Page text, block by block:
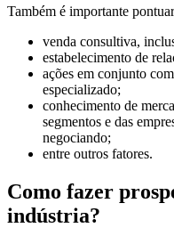
Também é importante
venda consultiva,
estabelecimento de
ações em conjunto
especializado;
conhecimento de
segmentos e das
negociando;
entre outros fatores.
Como fazer
indústria?